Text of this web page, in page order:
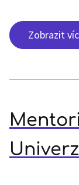
Zobrazit